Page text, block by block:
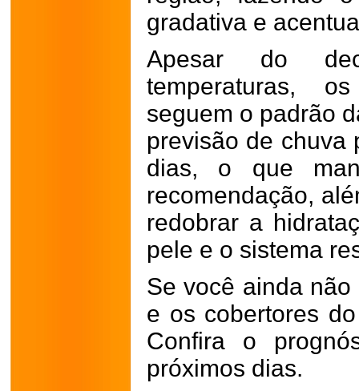
gradativa e
Apesar do
temperaturas,
seguem o padrão
previsão de chuva
dias, o que
recomendação,
redobrar a
pele e o sistema
Se você ainda
e os cobertores
Confira o
próximos dias.